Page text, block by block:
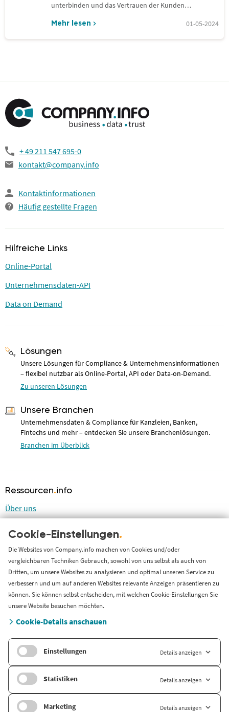
unterbinden und das Vertrauen der Kunden…
Mehr lesen 01-05-2024
+ 49 211 547 695-0
kontakt@company.info
Kontaktinformationen
Häufig gestellte Fragen
Hilfreiche Links
Online-Portal
Unternehmensdaten-API
Data on Demand
Lösungen
Unsere Lösungen für Compliance & Unternehmensinformationen
– flexibel nutzbar als Online-Portal, API oder Data-on-Demand.
Zu unseren Lösungen
Unsere Branchen
Unternehmensdaten & Compliance für Kanzleien, Banken,
Fintechs und mehr – entdecken Sie unsere Branchenlösungen.
Branchen im Überblick
Ressourcen.info
Über uns
LinkedIn
LinkedIn Newsletter
Cases
Support
Länderversion
Company.info Nederland
Cookie-Einstellungen.
Die Websites von Company.info machen von Cookies und/oder
vergleichbaren Techniken Gebrauch, sowohl von uns selbst als auch von
Dritten, um unsere Websites zu analysieren und optimal unseren Service zu
verbessern und um auf anderen Websites relevante Anzeigen präsentieren zu
können. Sie können selbst entscheiden, mit welchen Cookie-Einstellungen Sie
unsere Website besuchen möchten.
Cookie-Details anschauen
Einstellungen Details anzeigen
Statistiken Details anzeigen
Marketing Details anzeigen